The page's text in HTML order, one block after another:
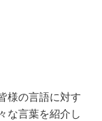
様の言語に対す
な言葉を紹介し